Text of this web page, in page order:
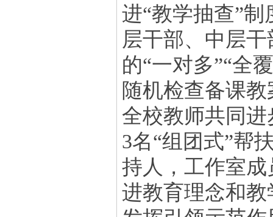
进“教学抽查”
层干部、中层
的“一对多”“全
随机检查备课
全校教师共同
3名“组团式”帮
持人，工作室
进教育理念和